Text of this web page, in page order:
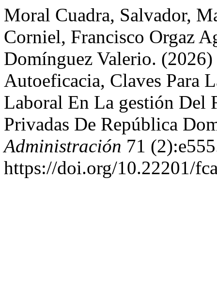
Moral Cuadra, Salvador,
Corniel, Francisco Orgaz
Domínguez Valerio.
Autoeficacia, Claves Para
Laboral En La gestión Del
Privadas De República
Administración 71
https://doi.org/10.22201/